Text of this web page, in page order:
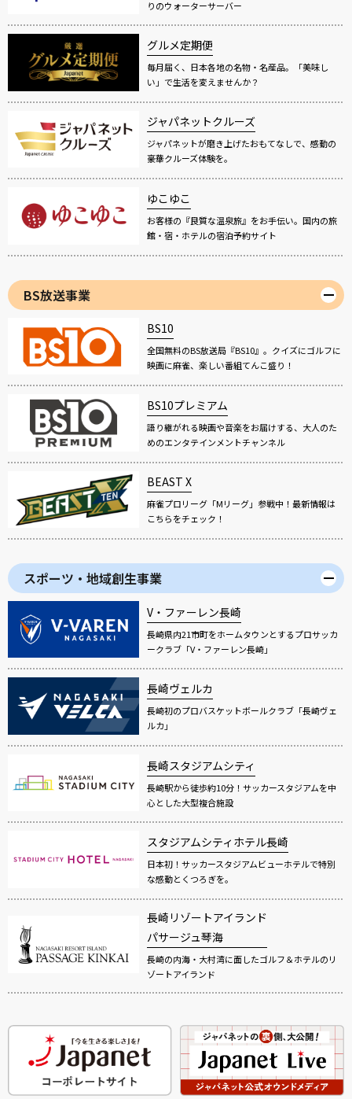
りのウォーターサーバー
グルメ定期便
毎月届く、日本各地の名物・名産品。「美味し
い」で生活を変えませんか？
ジャパネットクルーズ
ジャパネットが磨き上げたおもてなしで、感動の
豪華クルーズ体験を。
ゆこゆこ
お客様の『良質な温泉旅』をお手伝い。国内の旅
館・宿・ホテルの宿泊予約サイト
BS放送事業
BS10
全国無料のBS放送局『BS10』。クイズにゴルフに
映画に麻雀、楽しい番組てんこ盛り！
BS10プレミアム
語り継がれる映画や音楽をお届けする、大人のた
めのエンタテインメントチャンネル
BEAST X
麻雀プロリーグ「Mリーグ」参戦中！最新情報は
こちらをチェック！
スポーツ・地域創生事業
V・ファーレン長崎
長崎県内21市町をホームタウンとするプロサッカ
ークラブ「V・ファーレン長崎」
長崎ヴェルカ
長崎初のプロバスケットボールクラブ「長崎ヴェ
ルカ」
長崎スタジアムシティ
長崎駅から徒歩約10分！サッカースタジアムを中
心とした大型複合施設
スタジアムシティホテル長崎
日本初！サッカースタジアムビューホテルで特別
な感動とくつろぎを。
長崎リゾートアイランド
パサージュ琴海
長崎の内海・大村湾に面したゴルフ＆ホテルのリ
ゾートアイランド